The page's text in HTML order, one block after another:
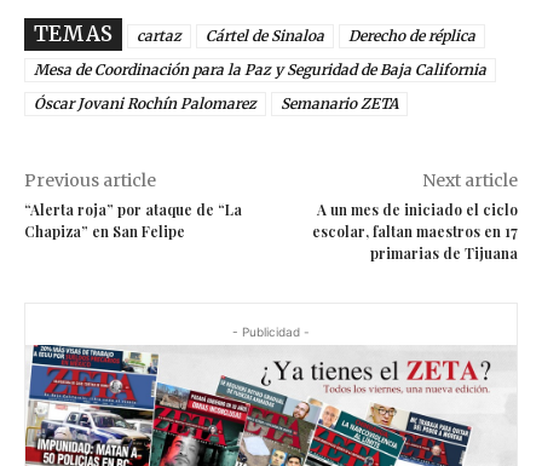
TEMAS cartaz Cártel de Sinaloa
Derecho de réplica
Mesa de Coordinación para la Paz y Seguridad de Baja California
Óscar Jovani Rochín Palomarez
Semanario ZETA
Previous article
“Alerta roja” por ataque de “La
Chapiza” en San Felipe
Next article
A un mes de iniciado el ciclo
escolar, faltan maestros en 17
primarias de Tijuana
- Publicidad -